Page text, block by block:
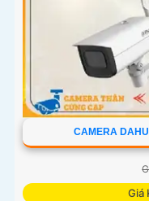
CAMERA
Giá